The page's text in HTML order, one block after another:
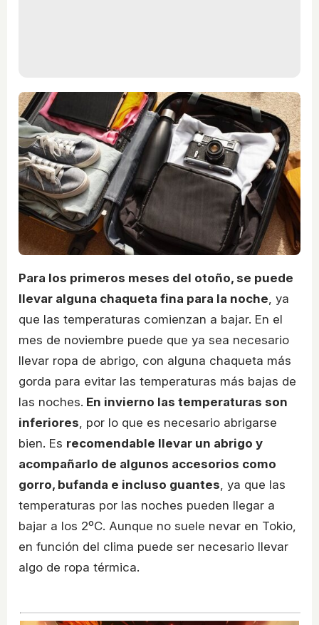
Para los primeros meses del otoño, se puede
llevar alguna chaqueta fina para la noche, ya
que las temperaturas comienzan a bajar. En el
mes de noviembre puede que ya sea necesario
llevar ropa de abrigo, con alguna chaqueta más
gorda para evitar las temperaturas más bajas de
las noches. En invierno las temperaturas son
inferiores, por lo que es necesario abrigarse
bien. Es recomendable llevar un abrigo y
acompañarlo de algunos accesorios como
gorro, bufanda e incluso guantes, ya que las
temperaturas por las noches pueden llegar a
bajar a los 2ºC. Aunque no suele nevar en Tokio,
en función del clima puede ser necesario llevar
algo de ropa térmica.